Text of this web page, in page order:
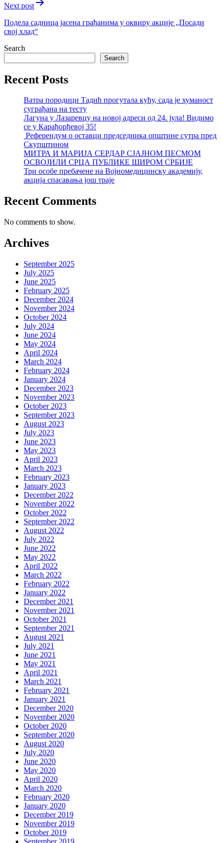
Next post
Подела садница јасена грађанима у оквиру акције „Посади
свој хлад“
Search
Search
Recent Posts
Ватра породици Тадић прогутала кућу, сада је хуманост
суграђана на тесту
Лагуна у Лазаревцу на новој адреси од 24. јула! Видимо
се у Карађорђевој 35!
Референдум о оставци председника општине сутра пред
Скупштином
МИТРА И МАРИЈА СЕРДАР СЈАЈНОМ ПЕСМОМ
ОСВОЈИЛИ СРЦА ПУБЛИКЕ ШИРОМ СРБИЈЕ
Три особе пребачене на Војномедицинску академију,
акција спасавања још траје
Recent Comments
No comments to show.
Archives
September 2025
July 2025
June 2025
February 2025
December 2024
November 2024
October 2024
July 2024
June 2024
May 2024
April 2024
March 2024
February 2024
January 2024
December 2023
November 2023
October 2023
September 2023
August 2023
July 2023
June 2023
May 2023
April 2023
March 2023
February 2023
January 2023
December 2022
November 2022
October 2022
September 2022
August 2022
July 2022
June 2022
May 2022
April 2022
March 2022
February 2022
January 2022
December 2021
November 2021
October 2021
September 2021
August 2021
July 2021
June 2021
May 2021
April 2021
March 2021
February 2021
January 2021
December 2020
November 2020
October 2020
September 2020
August 2020
July 2020
June 2020
May 2020
April 2020
March 2020
February 2020
January 2020
December 2019
November 2019
October 2019
September 2019